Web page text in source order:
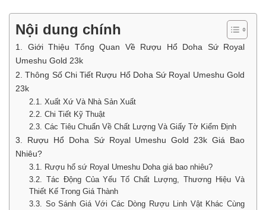
Nội dung chính
1. Giới Thiệu Tổng Quan Về Rượu Hổ Doha Sứ Royal
Umeshu Gold 23k
2. Thông Số Chi Tiết Rượu Hổ Doha Sứ Royal Umeshu Gold
23k
2.1. Xuất Xứ Và Nhà Sản Xuất
2.2. Chi Tiết Kỹ Thuật
2.3. Các Tiêu Chuẩn Về Chất Lượng Và Giấy Tờ Kiểm Định
3. Rượu Hổ Doha Sứ Royal Umeshu Gold 23k Giá Bao
Nhiêu?
3.1. Rượu hổ sứ Royal Umeshu Doha giá bao nhiêu?
3.2. Tác Động Của Yếu Tố Chất Lượng, Thương Hiệu Và
Thiết Kế Trong Giá Thành
3.3. So Sánh Giá Với Các Dòng Rượu Linh Vật Khác Cùng